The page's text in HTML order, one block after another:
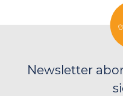
Newsletter